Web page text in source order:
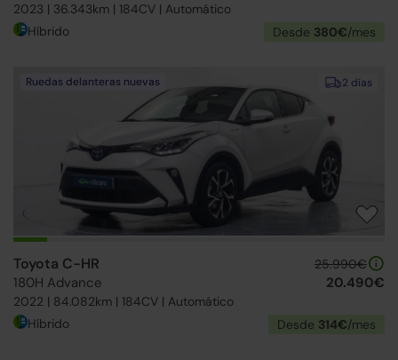
2023 | 36.343km | 184CV | Automático
Híbrido Desde 380€/mes
2 días
Ruedas delanteras nuevas
Toyota C-HR
180H Advance
2022 | 84.082km | 184CV | Automático
25.990€
20.490€
Híbrido Desde 314€/mes